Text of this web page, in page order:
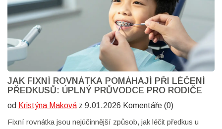
JAK FIXNÍ ROVNÁTKA POMÁHAJÍ PŘI LÉČENÍ
PŘEDKUSŮ: ÚPLNÝ PRŮVODCE PRO RODIČE
od Kristýna Maková z 9.01.2026 Komentáře (0)
Fixní rovnátka jsou nejúčinnější způsob, jak léčit předkus u